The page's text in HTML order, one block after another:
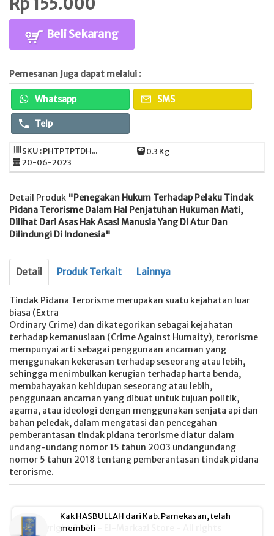
Rp 155.000
Beli Sekarang
Pemesanan Juga dapat melalui :
Whatsapp SMS
Telp
SKU : PHTPTPTDH...
0.3 Kg
20-06-2023
Detail Produk "Penegakan Hukum Terhadap Pelaku Tindak
Pidana Terorisme Dalam Hal Penjatuhan Hukuman Mati,
Dilihat Dari Asas Hak Asasi Manusia Yang Di Atur Dan
Dilindungi Di Indonesia"
Detail Produk Terkait Lainnya
Tindak Pidana Terorisme merupakan suatu kejahatan luar
biasa (Extra
Ordinary Crime) dan dikategorikan sebagai kejahatan
terhadap kemanusiaan (Crime Against Humaity), terorisme
mempunyai arti sebagai penggunaan ancaman yang
menggunakan kekerasan terhadap seseorang atau lebih,
sehingga menimbulkan kerugian terhadap harta benda,
membahayakan kehidupan seseorang atau lebih,
penggunaan ancaman yang dibuat untuk tujuan politik,
agama, atau ideologi dengan menggunakan senjata api dan
bahan peledak, dalam mengatasi dan pencegahan
pemberantasan tindak pidana terorisme diatur dalam
undang-undang nomor 15 tahun 2003 undangundang
nomor 5 tahun 2018 tentang pemberantasan tindak pidana
terorisme.
© Copyright 2026 - El-Markazi Store - All rights
Kak HASBULLAH dari Kab. Pamekasan, telah
membeli